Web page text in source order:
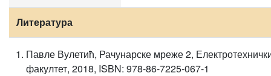
Литература
Павле Вулетић, Рачунарске мреже 2,
факултет, 2018, ISBN: 978-86-7225-067-1